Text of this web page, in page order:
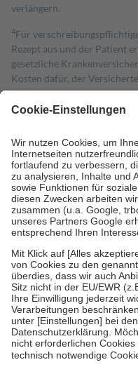
verlängern.
4Für
Rezept aus und der Patient
gesetzliche
Kosten dafür, der
mit.
Grundsätzlich leisten
höchstens zehn Euro.
Es
Kosten der Leistung zu
Diese Regeln gelten
Bei Heilmitteln und
Zuzahlung zehn Prozent der
Verordnung.
Um das Engagement der
stärken und die besondere
fallenkeine Zuzahlungenan
• Kindern und Jugendlichen
mit Ausnahme der
• Untersuchungen zur
GKV getragen werden
• empfohlenen
• Harn- und Blutteststreifen